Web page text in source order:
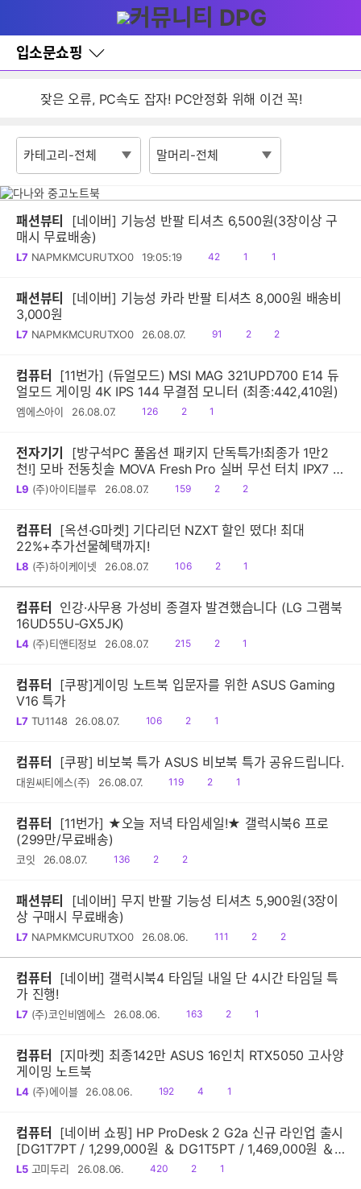
와
홈
입소문쇼핑
바
로
기
어
입소문 쇼핑 이용안내
게시판 활동 제한 정책 안내
패션뷰티
[네이버] 기능성 반팔 티셔츠 6,500원(3장이상 구
매시 무료배송)
L7 NAPMKMCURUTXO0 19:05:19
읽
42
공1
댓1
패션뷰티
[네이버] 기능성 카라 반팔 티셔츠 8,000원 배송비
3,000원
L7 NAPMKMCURUTXO0 26.08.07.
읽
91
공
2
댓
2
컴퓨터
[11번가] (듀얼모드) MSI MAG 321UPD700 E14 듀
얼모드 게이밍 4K IPS 144 무결점 모니터 (최종:442,410원)
엠에스아이 26.08.07.
읽
126
공
2
댓1
전자기기
[방구석PC 풀옵션 패키지 단독특가!최종가 1만2
천!] 모바 전동칫솔 MOVA Fresh Pro 실버 무선 터치 IPX7 방
수 10단계 진동 음파 전동칫솔
L9 (주)아이티블루 26.08.07.
읽
159
공
2
댓
2
컴퓨터
[옥션·G마켓] 기다리던 NZXT 할인 떴다! 최대
22%+추가선물혜택까지!
L8 (주)하이케이넷 26.08.07.
읽
106
공
2
댓1
컴퓨터
인강·사무용 가성비 종결자 발견했습니다 (LG 그램북
16UD55U-GX5JK)
L4 (주)티앤티정보 26.08.07.
읽
215
공
2
댓1
컴퓨터
[쿠팡]게이밍 노트북 입문자를 위한 ASUS Gaming
V16 특가
L7 TU1148 26.08.07.
읽
106
공
2
댓1
컴퓨터 [쿠팡] 비보북 특가 ASUS 비보북 특가 공유드립니다.
대원씨티에스(주) 26.08.07.
읽
119
공
2
댓1
컴퓨터
[11번가] ★오늘 저녁 타임세일!★ 갤럭시북6 프로
(299만/무료배송)
코잇 26.08.07.
읽
136
공
2
댓
2
패션뷰티
[네이버] 무지 반팔 기능성 티셔츠 5,900원(3장이
상 구매시 무료배송)
L7 NAPMKMCURUTXO0 26.08.06.
읽
111
공
2
댓
2
컴퓨터
[네이버] 갤럭시북4 타임딜 내일 단 4시간 타임딜 특
가 진행!
L7 (주)코인비엠에스 26.08.06.
읽
163
공
2
댓1
컴퓨터
[지마켓] 최종142만 ASUS 16인치 RTX5050 고사양
게이밍 노트북
L4 (주)에이블 26.08.06.
읽
192
공
4
댓1
컴퓨터
[네이버 쇼핑] HP ProDesk 2 G2a 신규 라인업 출시
[DG1T7PT / 1,299,000원 ＆ DG1T5PT / 1,469,000원 ＆
DG1Q4PT / 1,599,000원]
L5 고미두리 26.08.06.
읽
420
공
2
댓1